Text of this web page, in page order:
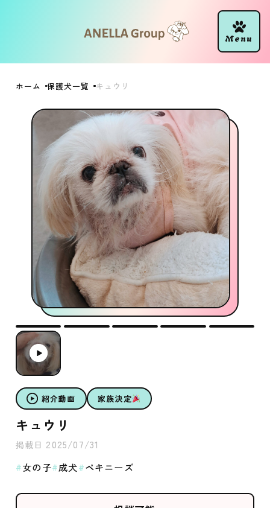
ホーム 保護犬一覧 キュウリ
紹介動画 家族決定
キュウリ
掲載日 2025/07/31
女の子 成犬 ペキニーズ